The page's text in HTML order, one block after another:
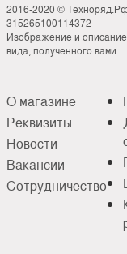
2016-2020 ©
315265100114372
Изображение и описание
вида, полученного вами.
О магазине
Реквизиты
Новости
Вакансии
Сотрудничество